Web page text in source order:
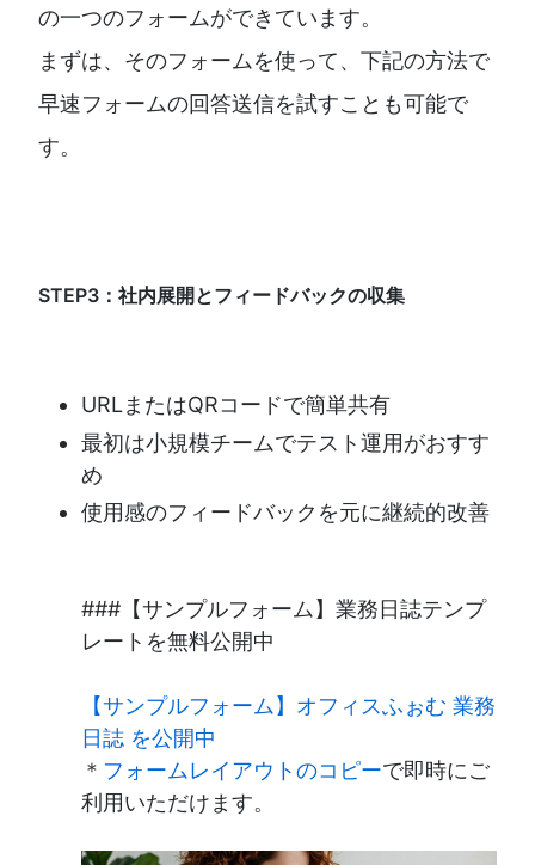
の一つのフォームができています。
まずは、そのフォームを使って、下記の方法で
早速フォームの回答送信を試すことも可能で
す。
STEP3：社内展開とフィードバックの収集
URLまたはQRコードで簡単共有
最初は小規模チームでテスト運用がおすす
め
使用感のフィードバックを元に継続的改善
###【サンプルフォーム】業務日誌テンプ
レートを無料公開中
【サンプルフォーム】オフィスふぉむ 業務
日誌 を公開中
＊ フォームレイアウトのコピーで即時にご
利用いただけます。